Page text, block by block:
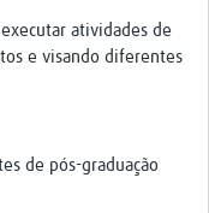
atividades de
e visando diferentes
de pós-graduação